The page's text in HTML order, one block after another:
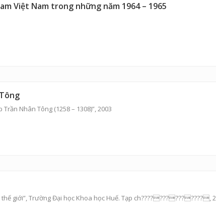
Việt Nam trong những năm 1964 – 1965
Nhân Tông (1258 – 1308)”, 2003
giới”, Trường Đại học Khoa học Huế. Tạp ch??????????????,